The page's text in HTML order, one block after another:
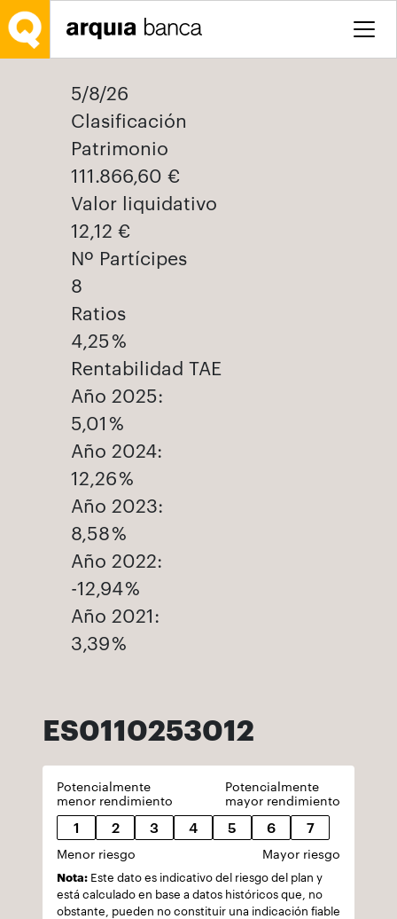
Saltar al contenido principal
5/8/26
Clasificación
Patrimonio
111.866,60 €
Valor liquidativo
12,12 €
Nº Partícipes
8
Ratios
4,25 %
Rentabilidad TAE
Año 2025:
5,01 %
Año 2024:
12,26 %
Año 2023:
8,58 %
Año 2022:
-12,94 %
Año 2021:
3,39 %
ES0110253012
Potencialmente
menor rendimiento
Potencialmente
mayor rendimiento
1 2 3 4 5 6 7
Menor riesgo Mayor riesgo
Nota: Este dato es indicativo del riesgo del plan y
está calculado en base a datos históricos que, no
obstante, pueden no constituir una indicación fiable